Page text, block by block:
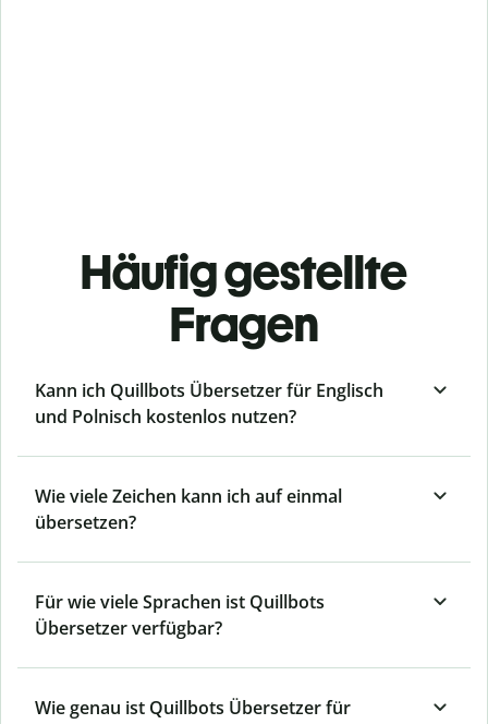
Häufig gestellte
Fragen
Kann ich Quillbots Übersetzer für Englisch
und Polnisch kostenlos nutzen?
Wie viele Zeichen kann ich auf einmal
übersetzen?
Für wie viele Sprachen ist Quillbots
Übersetzer verfügbar?
Wie genau ist Quillbots Übersetzer für